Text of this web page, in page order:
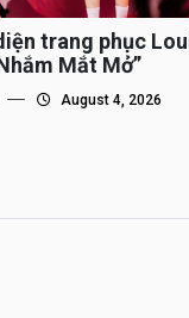
trang phục
Mắt Mở”
August 4, 2026